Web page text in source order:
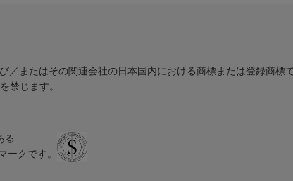
またはその関連会社の日本国内における商標または登録商標で
禁じます。
る
ークです。